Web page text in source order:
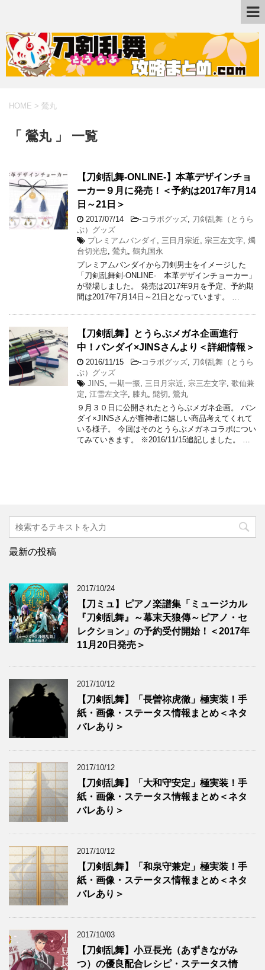
HOME > 鶯丸
「 鶯丸 」 一覧
【刀剣乱舞-ONLINE-】本革デザインチョ
ーカー９月に発売！＜予約は2017年7月14
日～21日＞
2017/07/14 -コラボグッズ, 刀剣乱舞（とうら
ぶ）グッズ
プレミアムバンダイ , 三日月宗近, 宗三左文字, 燭
台切光忠, 鶯丸, 鶴丸国永
プレミアムバンダイから刀剣男士をイメージした
「刀剣乱舞剣-ONLINE- 本革デザインチョーカー」
が登場しました。 発売は2017年9月を予定、予約期
間は2017年7月14日～21日となっています。 …
【刀剣乱舞】とうらぶメガネ企画進行
中！バンダイ×JINSさんより＜詳細情報＞
2016/11/15 -コラボグッズ, 刀剣乱舞（とうら
ぶ）グッズ
JINS, 一期一振, 三日月宗近, 宗三左文字, 歌仙兼
定, 江雪左文字, 膝丸, 髭切, 鶯丸
９月３０日に公開されたとうらぶメガネ企画。 バン
ダイ×JINSさんが審神者に嬉しい商品考えてくれて
いる様子。 今回はそのとうらぶメガネコラボについ
てみていきます。 ※2016/11/15追記しました。 …
最新の投稿
2017/10/24
【刀ミュ】ピアノ楽譜集「ミュージカル
『刀剣乱舞』～幕末天狼傳～ピアノ・セ
レクション」の予約受付開始！＜2017年
11月20日発売＞
2017/10/12
【刀剣乱舞】「長曽祢虎徹」極実装！手
紙・画像・ステータス情報まとめ＜ネタ
バレあり＞
2017/10/12
【刀剣乱舞】「大和守安定」極実装！手
紙・画像・ステータス情報まとめ＜ネタ
バレあり＞
2017/10/12
【刀剣乱舞】「和泉守兼定」極実装！手
紙・画像・ステータス情報まとめ＜ネタ
バレあり＞
2017/10/03
【刀剣乱舞】小豆長光（あずきながみ
つ）の優良配合レシピ・ステータス情